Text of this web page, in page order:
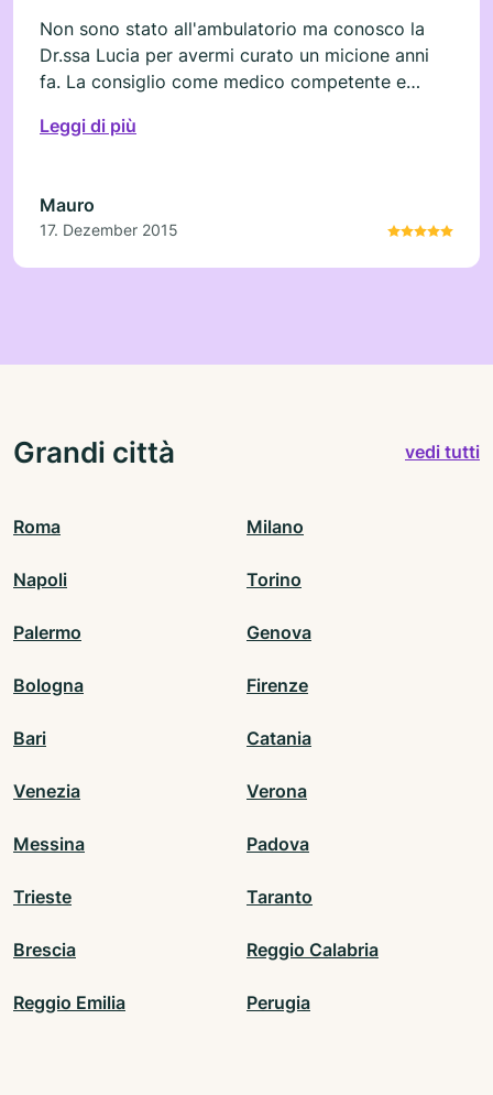
Non sono stato all'ambulatorio ma conosco la
Dr.ssa Lucia per avermi curato un micione anni
fa. La consiglio come medico competente e
Leggi di più
Mauro
17. Dezember 2015
Grandi città vedi tutti
Roma Milano
Napoli Torino
Palermo Genova
Bologna Firenze
Bari Catania
Venezia Verona
Messina Padova
Trieste Taranto
Brescia Reggio Calabria
Reggio Emilia Perugia